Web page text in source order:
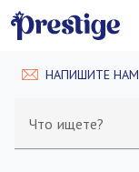
НАПИШИТЕ НАМ
Что ищете?